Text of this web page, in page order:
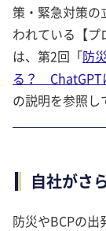
策・緊急対策
われている【プ
は、第2回「防
る？ ChatGPT
の説明を参照し
自社がさ
防災やBCPの